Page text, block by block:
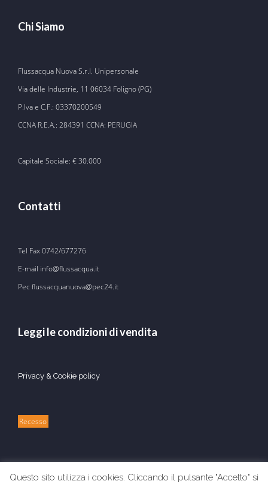
Chi Siamo
Flussacqua Nuova S.r.l. Unipersonale
Via delle Industrie, 11 06034 Foligno (PG)
P.Iva e C.F.: 03370200549
CCNA R.E.A.: 284391 CCNA: PERUGIA
Capitale Sociale: € 30.000
Contatti
Tel Fax0742/677276
E-mail info@flussacqua.it
Pec flussacquanuova@pec24.it
Leggi le condizioni di vendita
Privacy & Cookie policy
Recesso
Questo sito utilizza i cookies. Cliccando il pulsante "Accetto" si